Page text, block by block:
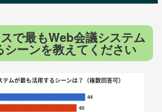
で最もWeb会議システム
シーンを教えてください